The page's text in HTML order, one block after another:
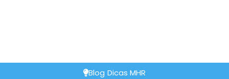
Blog Dicas MHR